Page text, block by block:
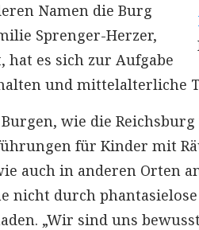
Namen die Burg
Sprenger-Herzer,
es sich zur Aufgabe
und mittelalterliche
wie die
für Kinder mit
auch in anderen Orten
nicht durch
„Wir sind uns